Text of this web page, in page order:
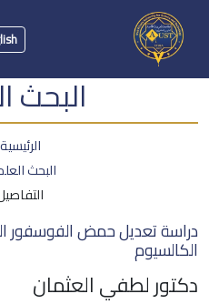
البحث
الرئيسية
البحث
دراسة تعديل حمض الفوسفور
الكالسيوم
دكتور لطفي العثمان